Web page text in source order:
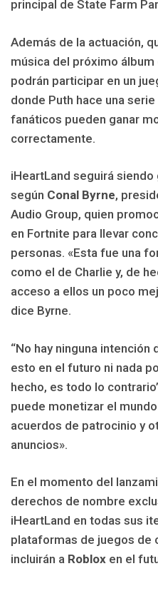
principal de State Farm
Además de la actuación,
música del próximo
podrán participar en un
donde Puth hace una
fanáticos pueden ganar
correctamente.
iHeartLand seguirá
según Conal Byrne,
Audio Group, quien
en Fortnite para llevar
personas. «Esta fue una
como el de Charlie y, de
acceso a ellos un poco
dice Byrne.
“No hay ninguna intención
esto en el futuro ni nada
hecho, es todo lo
puede monetizar el
acuerdos de patrocinio y
anuncios».
En el momento del
derechos de nombre
iHeartLand en todas sus
plataformas de juegos de
incluirán a Roblox en el